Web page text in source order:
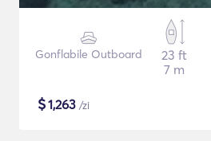
Gonflabile Outboard
23 ft
7 m
$1,263 /zi